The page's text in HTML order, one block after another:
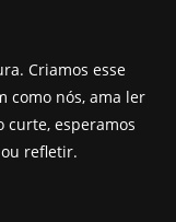
Criamos esse
como nós, ama ler
curte, esperamos
refletir.